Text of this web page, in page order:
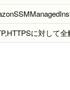
に対して全